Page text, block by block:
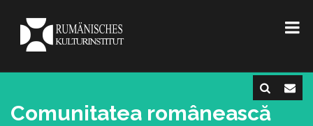
Comunitatea românească